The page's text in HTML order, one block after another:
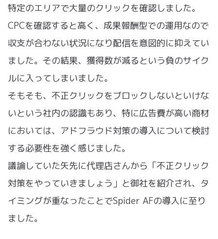
特定のエリアで大量のクリックを確認しました。
CPCを確認すると高く、成果報酬型での運用なので
収支が合わない状況になり配信を意図的に抑えてい
ました。その結果、獲得数が減るという負のサイク
ルに入ってしまいました。
そもそも、不正クリックをブロックしないといけな
いという社内の認識もあり、特に広告費が高い商材
においては、アドフラウド対策の導入について検討
する必要性を強く感じました。
議論していた矢先に代理店さんから「不正クリック
対策をやっていきましょう」と御社を紹介され、タ
イミングが重なったことでSpider AFの導入に至り
ました。